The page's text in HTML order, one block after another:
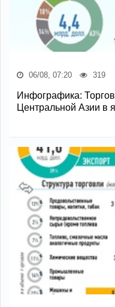
06/08, 07:20 319
Инфографика:
Центральной Азии в